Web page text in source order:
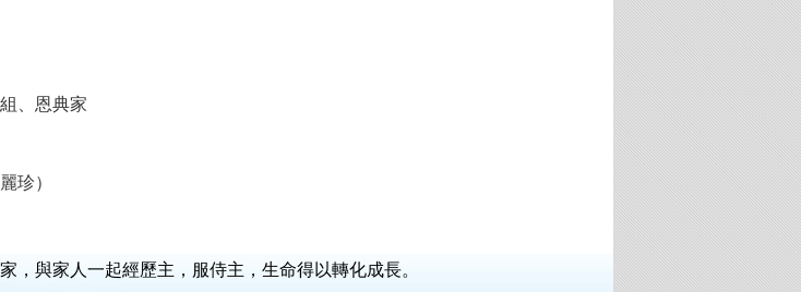
、恩典家
珍）
，與家人一起經歷主，服侍主，生命得以轉化成長。